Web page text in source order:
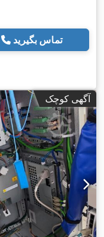
تماس بگیرید
آگهی کوچک